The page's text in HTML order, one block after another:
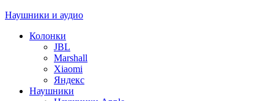
Наушники и аудио
Колонки
JBL
Marshall
Xiaomi
Яндекс
Наушники